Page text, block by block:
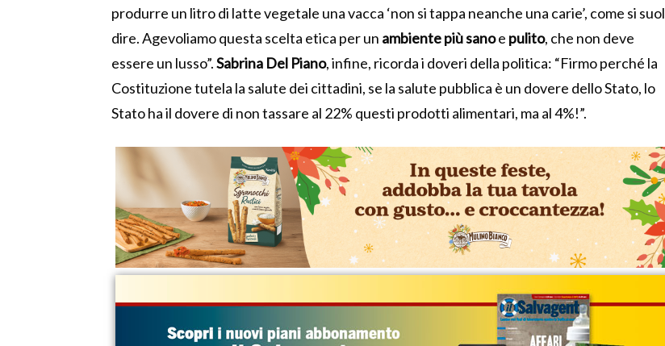
produrre un litro di latte vegetale una vacca ‘non si tappa neanche una carie’, come si suol
dire. Agevoliamo questa scelta etica per un ambiente più sanoe pulito, che non deve
essere un lusso”.Sabrina Del Piano, infine, ricorda i doveri della politica: “Firmo perché la
Costituzione tutela la salute dei cittadini, se la salute pubblica è un dovere dello Stato, lo
Stato ha il dovere di non tassare al 22% questi prodotti alimentari, ma al 4%!”.